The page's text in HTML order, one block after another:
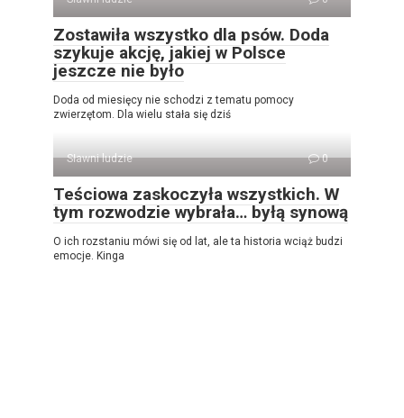
Zostawiła wszystko dla psów. Doda
szykuje akcję, jakiej w Polsce
jeszcze nie było
Doda od miesięcy nie schodzi z tematu pomocy
zwierzętom. Dla wielu stała się dziś
Sławni ludzie 0
Teściowa zaskoczyła wszystkich. W
tym rozwodzie wybrała… byłą synową
O ich rozstaniu mówi się od lat, ale ta historia wciąż budzi
emocje. Kinga